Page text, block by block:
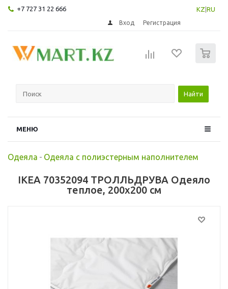
+7 727 31 22 666 KZ RU
Вход Регистрация
Найти
МЕНЮ
Одеяла - Одеяла с полиэстерным наполнителем
IKEA 70352094 ТРОЛЛЬДРУВА Одеяло
теплое, 200x200 см